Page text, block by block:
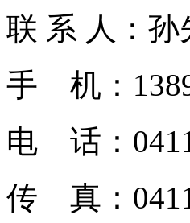
联 系 人：孙
手 机：
电 话：
传 真：